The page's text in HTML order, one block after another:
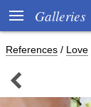
 Galleries
References / Love
